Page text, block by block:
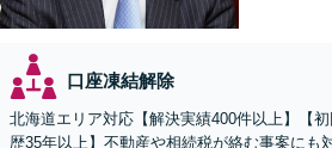
口座凍結解除
北海道エリア対応【解決実績400件以上】【
歴35年以上】不動産や相続税が絡む事案にも